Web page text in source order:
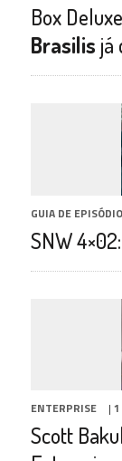
Box
Brasilis já
GUIA DE
SNW
ENTERPRISE |
Scott